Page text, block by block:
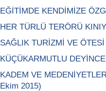
EĞİTİMDE KENDİMİZE
HER TÜRLÜ TERÖRÜ
SAĞLIK TURİZMİ VE
KÜÇÜKARMUTLU
KADEM VE
Ekim 2015)